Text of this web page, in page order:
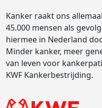
Kanker raakt ons
45.000 mensen als
hiermee in Nederland
Minder kanker, meer
van leven voor
KWF Kankerbestrijding.